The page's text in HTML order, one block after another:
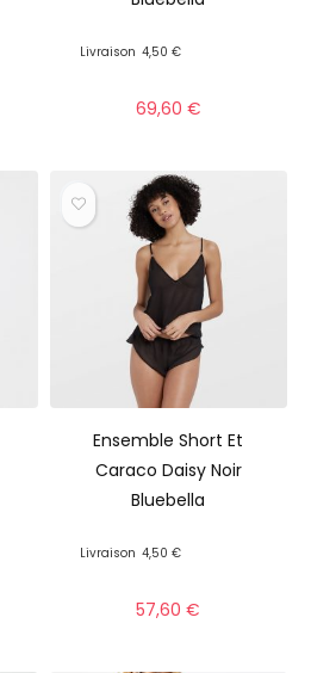
Livraison 4,50 €
69,60 €
Ensemble Short Et
Caraco Daisy Noir
Bluebella
Livraison 4,50 €
57,60€